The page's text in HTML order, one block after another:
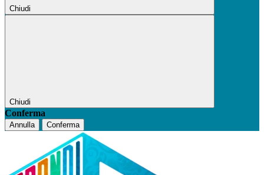
Chiudi
Chiudi
Conferma
Annulla Conferma